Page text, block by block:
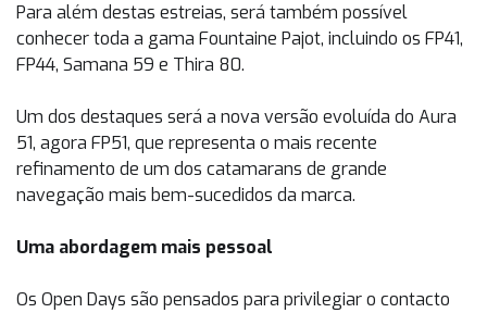
Para além destas estreias, será também possível
conhecer toda a gama Fountaine Pajot, incluindo os FP41,
FP44, Samana 59 e Thira 80.
Um dos destaques será a nova versão evoluída do Aura
51, agora FP51, que representa o mais recente
refinamento de um dos catamarans de grande
navegação mais bem-sucedidos da marca.
Uma abordagem mais pessoal
Os Open Days são pensados para privilegiar o contacto